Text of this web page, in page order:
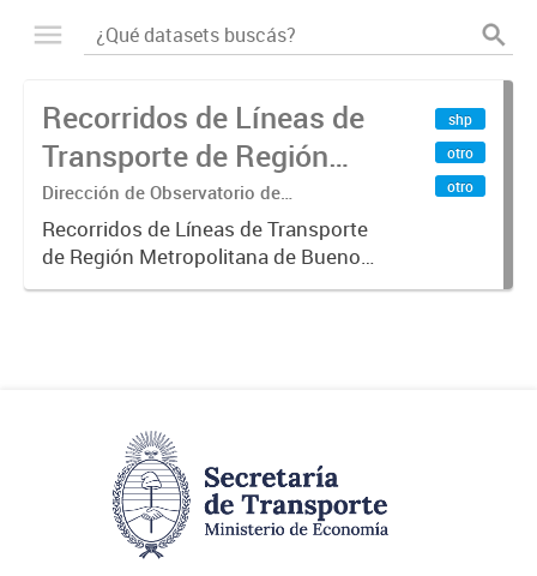
Recorridos de Líneas de
Transporte de Región
Metropolitana de
Buenos Aires (RMBA)
Dirección de Observatorio de
Transporte, Estudio y Sistemas
Recorridos de Líneas de Transporte
de Región Metropolitana de Buenos
Aires (RMBA).-
shp
otro
otro